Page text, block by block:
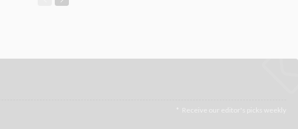
Receive our editor's picks weekly